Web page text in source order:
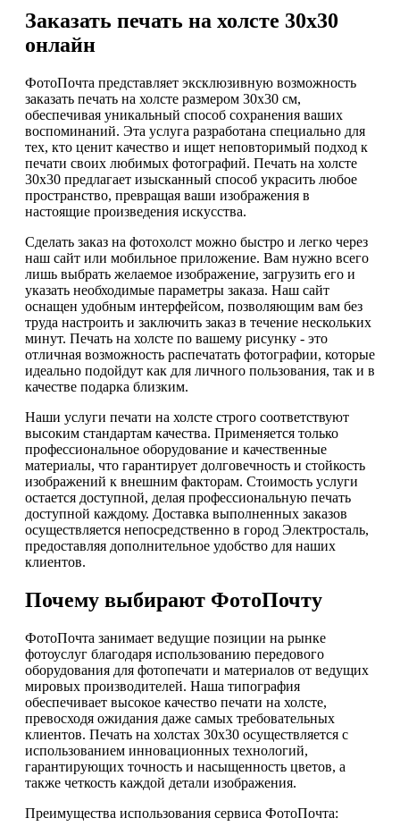
Заказать печать на холсте 30х30
онлайн
ФотоПочта представляет эксклюзивную возможность
заказать печать на холсте размером 30х30 см,
обеспечивая уникальный способ сохранения ваших
воспоминаний. Эта услуга разработана специально для
тех, кто ценит качество и ищет неповторимый подход к
печати своих любимых фотографий. Печать на холсте
30х30 предлагает изысканный способ украсить любое
пространство, превращая ваши изображения в
настоящие произведения искусства.
Сделать заказ на фотохолст можно быстро и легко через
наш сайт или мобильное приложение. Вам нужно всего
лишь выбрать желаемое изображение, загрузить его и
указать необходимые параметры заказа. Наш сайт
оснащен удобным интерфейсом, позволяющим вам без
труда настроить и заключить заказ в течение нескольких
минут. Печать на холсте по вашему рисунку - это
отличная возможность распечатать фотографии, которые
идеально подойдут как для личного пользования, так и в
качестве подарка близким.
Наши услуги печати на холсте строго соответствуют
высоким стандартам качества. Применяется только
профессиональное оборудование и качественные
материалы, что гарантирует долговечность и стойкость
изображений к внешним факторам. Стоимость услуги
остается доступной, делая профессиональную печать
доступной каждому. Доставка выполненных заказов
осуществляется непосредственно в город Электросталь,
предоставляя дополнительное удобство для наших
клиентов.
Почему выбирают ФотоПочту
ФотоПочта занимает ведущие позиции на рынке
фотоуслуг благодаря использованию передового
оборудования для фотопечати и материалов от ведущих
мировых производителей. Наша типография
обеспечивает высокое качество печати на холсте,
превосходя ожидания даже самых требовательных
клиентов. Печать на холстах 30х30 осуществляется с
использованием инновационных технологий,
гарантирующих точность и насыщенность цветов, а
также четкость каждой детали изображения.
Преимущества использования сервиса ФотоПочта: